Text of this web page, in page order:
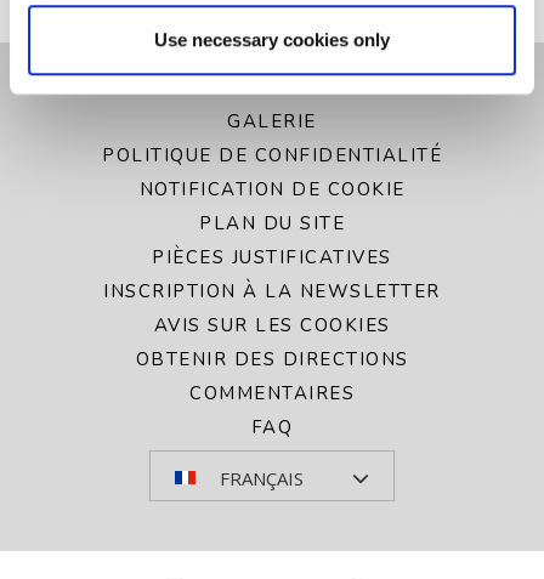
Use necessary cookies only
CONTACTEZ NOUS
GALERIE
POLITIQUE DE CONFIDENTIALITÉ
NOTIFICATION DE COOKIE
PLAN DU SITE
PIÈCES JUSTIFICATIVES
INSCRIPTION À LA NEWSLETTER
AVIS SUR LES COOKIES
OBTENIR DES DIRECTIONS
COMMENTAIRES
FAQ
FRANÇAIS